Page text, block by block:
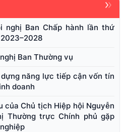
nghị Ban Chấp hành lần thứ
Ban Thường vụ
năng lực tiếp cận vốn tín
doanh
của Chủ tịch Hiệp hội Nguyễn
Thường trực Chính phủ gặp